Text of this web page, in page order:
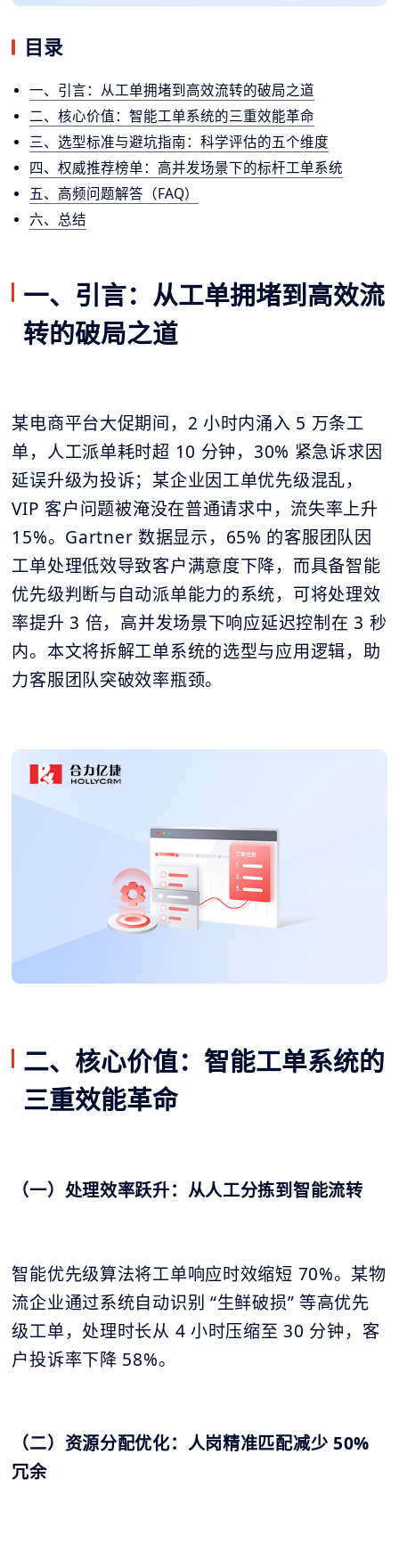
目录
一、引言：从工单拥堵到高效流转的破局之道
二、核心价值：智能工单系统的三重效能革命
三、选型标准与避坑指南：科学评估的五个维度
四、权威推荐榜单：高并发场景下的标杆工单系统
五、高频问题解答（FAQ）
六、总结
一、引言：从工单拥堵到高效流
转的破局之道
某电商平台大促期间，2 小时内涌入 5 万条工
单，人工派单耗时超 10 分钟，30% 紧急诉求因
延误升级为投诉；某企业因工单优先级混乱，
VIP 客户问题被淹没在普通请求中，流失率上升
15%。Gartner 数据显示，65% 的客服团队因
工单处理低效导致客户满意度下降，而具备智能
优先级判断与自动派单能力的系统，可将处理效
率提升 3 倍，高并发场景下响应延迟控制在 3 秒
内。本文将拆解工单系统的选型与应用逻辑，助
力客服团队突破效率瓶颈。
二、核心价值：智能工单系统的
三重效能革命
（一）处理效率跃升：从人工分拣到智能流转
智能优先级算法将工单响应时效缩短 70%。某物
流企业通过系统自动识别 “生鲜破损” 等高优先
级工单，处理时长从 4 小时压缩至 30 分钟，客
户投诉率下降 58%。
（二）资源分配优化：人岗精准匹配减少 50%
冗余